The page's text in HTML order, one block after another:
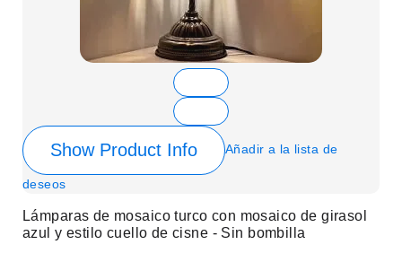
Show Product Info Añadir a la lista de
deseos
Lámparas de mosaico turco con mosaico de girasol
azul y estilo cuello de cisne - Sin bombilla